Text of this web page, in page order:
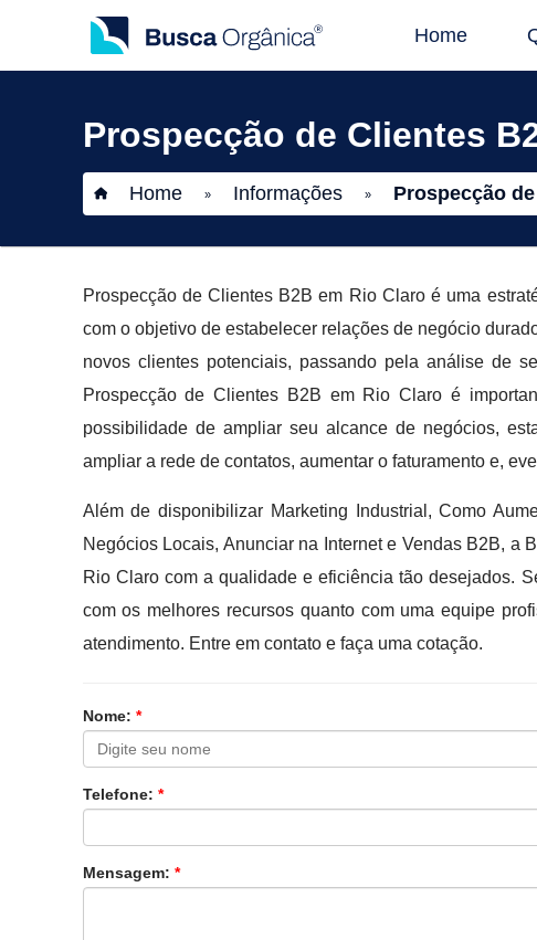
Home
Prospecção de Clientes
Home » Informações » Prospecção
Prospecção de Clientes B2B em Rio Claro é uma
com o objetivo de estabelecer relações de negócio
novos clientes potenciais, passando pela análise de
Prospecção de Clientes B2B em Rio Claro é
possibilidade de ampliar seu alcance de negócios,
ampliar a rede de contatos, aumentar o faturamento e,
Além de disponibilizar Marketing Industrial, Como
Negócios Locais, Anunciar na Internet e Vendas B2B, a
Rio Claro com a qualidade e eficiência tão desejados.
com os melhores recursos quanto com uma equipe
atendimento. Entre em contato e faça uma cotação.
Nome: *
Telefone: *
Mensagem: *